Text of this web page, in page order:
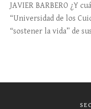
JAVIER BARBERO ¿Y
“Universidad de los
“sostener la vida” de